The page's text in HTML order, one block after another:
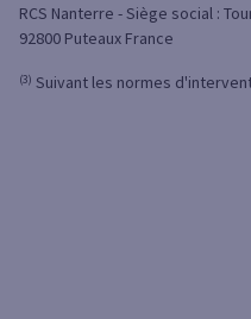
RCS Nanterre - Siège social :
92800 Puteaux France
(3) Suivant les normes